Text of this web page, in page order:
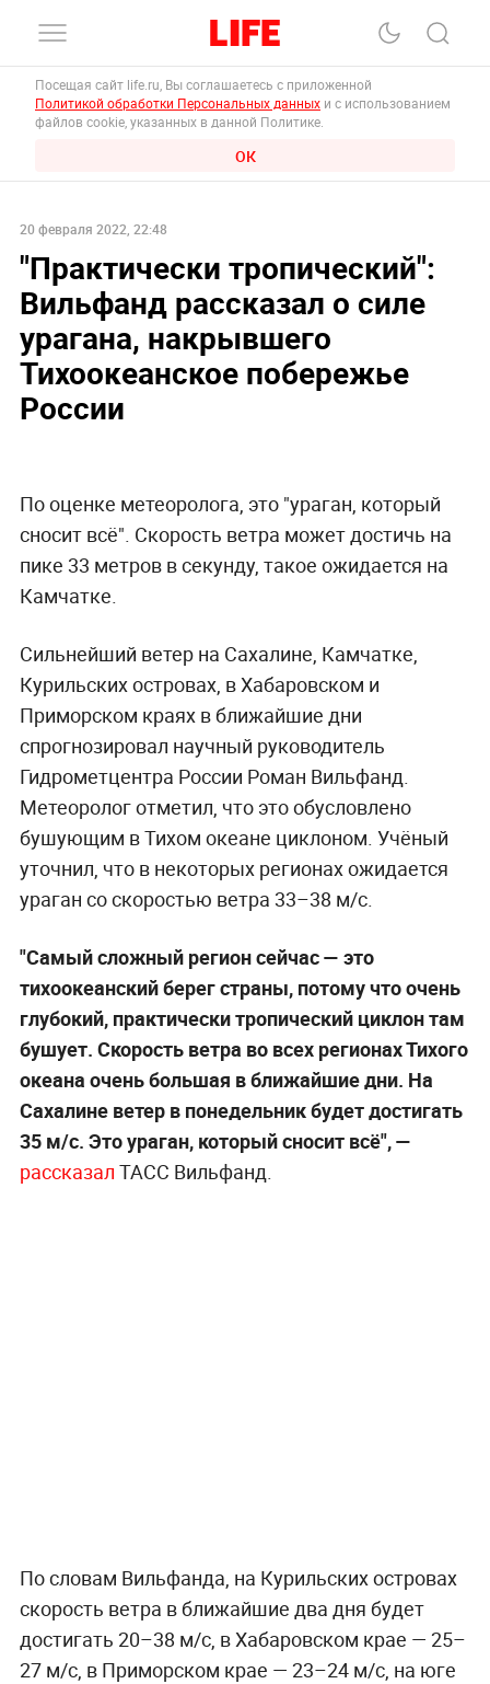
Посещая сайт life.ru, Вы соглашаетесь с приложенной
Политикой обработки Персональных данных и с использованием
файлов cookie, указанных в данной Политике.
ОК
20 февраля 2022, 22:48
"Практически тропический":
Вильфанд рассказал о силе
урагана, накрывшего
Тихоокеанское побережье
России
По оценке метеоролога, это "ураган, который
сносит всё". Скорость ветра может достичь на
пике 33 метров в секунду, такое ожидается на
Камчатке.
Сильнейший ветер на Сахалине, Камчатке,
Курильских островах, в Хабаровском и
Приморском краях в ближайшие дни
спрогнозировал научный руководитель
Гидрометцентра России Роман Вильфанд.
Метеоролог отметил, что это обусловлено
бушующим в Тихом океане циклоном. Учёный
уточнил, что в некоторых регионах ожидается
ураган со скоростью ветра 33–38 м/с.
"Самый сложный регион сейчас — это
тихоокеанский берег страны, потому что очень
глубокий, практически тропический циклон там
бушует. Скорость ветра во всех регионах Тихого
океана очень большая в ближайшие дни. На
Сахалине ветер в понедельник будет достигать
35 м/с. Это ураган, который сносит всё", —
рассказал ТАСС Вильфанд.
По словам Вильфанда, на Курильских островах
скорость ветра в ближайшие два дня будет
достигать 20–38 м/с, в Хабаровском крае — 25–
27 м/с, в Приморском крае — 23–24 м/с, на юге